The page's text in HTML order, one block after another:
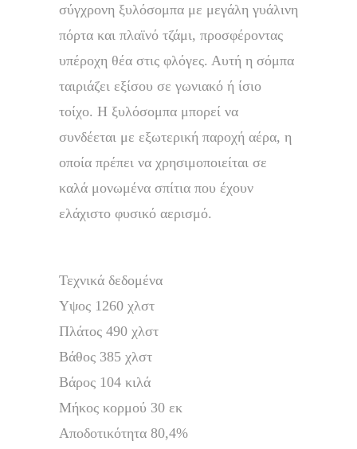
σύγχρονη ξυλόσομπα με μεγάλη γυάλινη
πόρτα και πλαϊνό τζάμι, προσφέροντας
υπέροχη θέα στις φλόγες. Αυτή η σόμπα
ταιριάζει εξίσου σε γωνιακό ή ίσιο
τοίχο. Η ξυλόσομπα μπορεί να
συνδέεται με εξωτερική παροχή αέρα, η
οποία πρέπει να χρησιμοποιείται σε
καλά μονωμένα σπίτια που έχουν
ελάχιστο φυσικό αερισμό.
Τεχνικά δεδομένα
Υψος 1260 χλστ
Πλάτος 490 χλστ
Βάθος 385 χλστ
Βάρος 104 κιλά
Μήκος κορμού 30 εκ
Αποδοτικότητα 80,4%